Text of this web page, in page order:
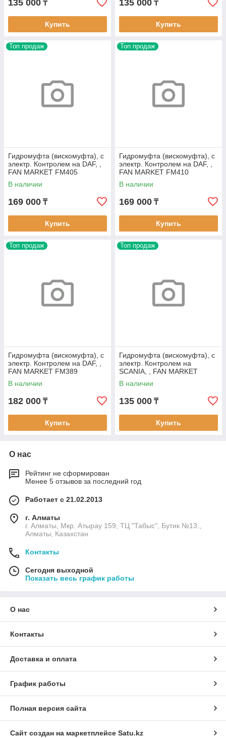
135 000 ₸
Купить
135 000 ₸
Купить
Топ продаж
Гидромуфта (вискомуфта), с
электр. Контролем на DAF, ,
FAN MARKET FM405
В наличии
169 000 ₸
Купить
Топ продаж
Гидромуфта (вискомуфта), с
электр. Контролем на DAF, ,
FAN MARKET FM410
В наличии
169 000 ₸
Купить
Топ продаж
Гидромуфта (вискомуфта), с
электр. Контролем на DAF, ,
FAN MARKET FM389
В наличии
182 000 ₸
Купить
Топ продаж
Гидромуфта (вискомуфта), с
электр. Контролем на
SCANIA, , FAN MARKET
FM382
В наличии
135 000 ₸
Купить
О нас
Рейтинг не сформирован
Менее 5 отзывов за последний год
Работает с 21.02.2013
г. Алматы
г. Алматы, Мкр. Атырау 159, ТЦ "Табыс", Бутик №13.,
Алматы, Казахстан
Контакты
Сегодня выходной
Показать весь график работы
О нас
Контакты
Доставка и оплата
График работы
Полная версия сайта
Сайт создан на маркетплейсе Satu.kz